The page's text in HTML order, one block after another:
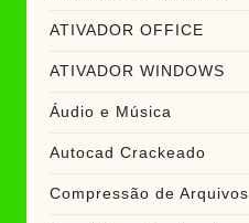
ATIVADOR OFFICE
ATIVADOR WINDOWS
Áudio e Música
Autocad Crackeado
Compressão de Arquivos